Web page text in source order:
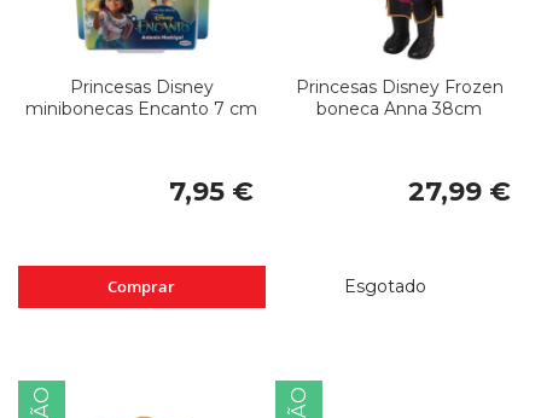
Princesas Disney
minibonecas Encanto 7 cm
7,95 €
Comprar
Princesas Disney Frozen
boneca Anna 38cm
27,99 €
Esgotado